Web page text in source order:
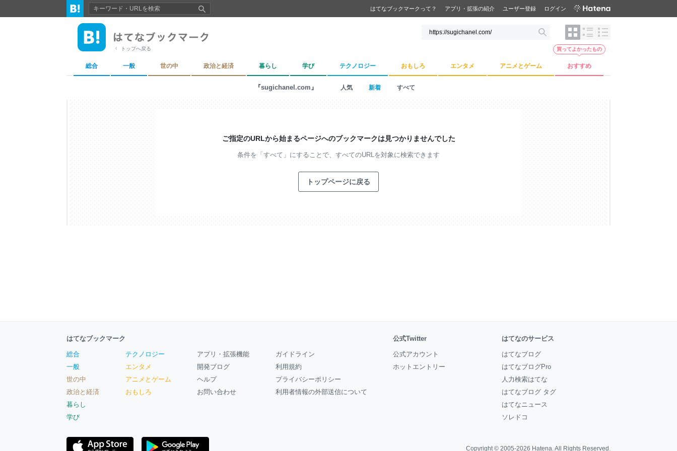
はてなブックマークって？ アプリ・拡張の紹介 ユーザー登録 ログイン
トップへ戻る
総合 一般 世の中 政治と経済 暮らし 学び テクノロジー おもしろ エンタメ アニメとゲーム おすすめ
買ってよかったもの
『sugichanel.com』 人気 新着 すべて
ご指定のURLから始まるページへのブックマークは見つかりませんでした
条件を「すべて」にすることで、 すべてのURLを対象に検索できます
トップページに戻る
はてなブックマーク
総合
一般
世の中
政治と経済
暮らし
学び
テクノロジー
エンタメ
アニメとゲーム
おもしろ
アプリ・拡張機能
開発ブログ
ヘルプ
お問い合わせ
ガイドライン
利用規約
プライバシーポリシー
利用者情報の外部送信について
公式Twitter
公式アカウント
ホットエントリー
はてなのサービス
はてなブログ
はてなブログPro
人力検索はてな
はてなブログ タグ
はてなニュース
ソレドコ
Copyright © 2005-2026 Hatena. All Rights Reserved.